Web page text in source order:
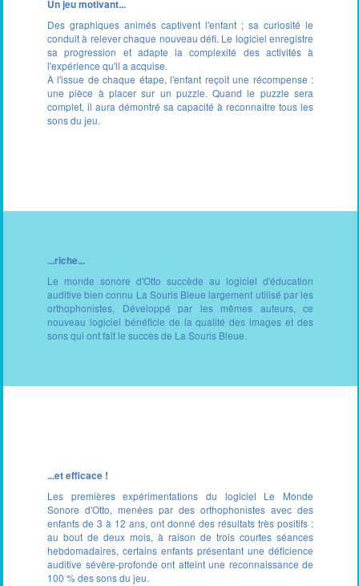
Un jeu motivant...
Des graphiques animés captivent l'enfant ; sa curiosité le
conduit à relever chaque nouveau défi. Le logiciel enregistre
sa progression et adapte la complexité des activités à
l'expérience qu'il a acquise.
À l'issue de chaque étape, l'enfant reçoit une récompense :
une pièce à placer sur un puzzle. Quand le puzzle sera
complet, il aura démontré sa capacité à reconnaître tous les
sons du jeu.
...riche...
Le monde sonore d'Otto succède au logiciel d'éducation
auditive bien connu La Souris Bleue largement utilisé par les
orthophonistes. Développé par les mêmes auteurs, ce
nouveau logiciel bénéficie de la qualité des images et des
sons qui ont fait le succès de La Souris Bleue.
...et efficace !
Les premières expérimentations du logiciel Le Monde
Sonore d'Otto, menées par des orthophonistes avec des
enfants de 3 à 12 ans, ont donné des résultats très positifs :
au bout de deux mois, à raison de trois courtes séances
hebdomadaires, certains enfants présentant une déficience
auditive sévère-profonde ont atteint une reconnaissance de
100 % des sons du jeu.